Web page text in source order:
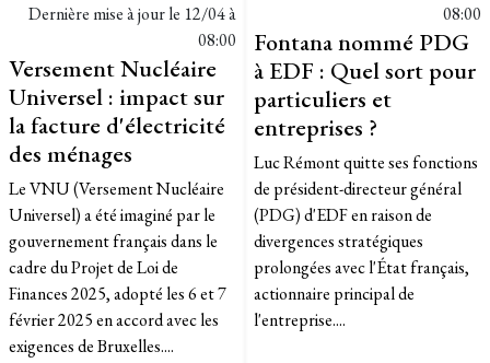
Dernière mise à jour le 12/04 à
08:00
Versement Nucléaire
Universel : impact sur
la facture d'électricité
des ménages
Le VNU (Versement Nucléaire
Universel) a été imaginé par le
gouvernement français dans le
cadre du Projet de Loi de
Finances 2025, adopté les 6 et 7
février 2025 en accord avec les
exigences de Bruxelles....
08:00
Fontana nommé PDG
à EDF : Quel sort pour
particuliers et
entreprises ?
Luc Rémont quitte ses fonctions
de président-directeur général
(PDG) d'EDF en raison de
divergences stratégiques
prolongées avec l'État français,
actionnaire principal de
l'entreprise....